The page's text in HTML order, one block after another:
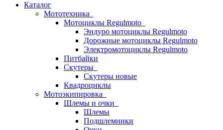
Каталог
Мототехника
Мотоциклы Regulmoto
Эндуро мотоциклы Regulmoto
Дорожные мотоциклы Regulmoto
Электромотоциклы Regulmoto
Питбайки
Скутеры
Скутеры новые
Квадроциклы
Мотоэкипировка
Шлемы и очки
Шлемы
Подшлемники